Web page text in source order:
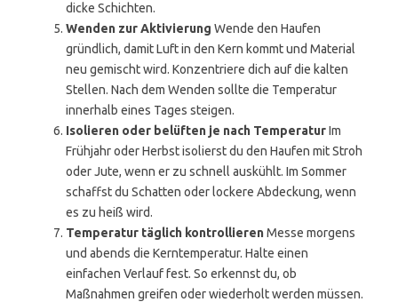
dicke Schichten.
Wenden zur Aktivierung Wende den Haufen
gründlich, damit Luft in den Kern kommt und Material
neu gemischt wird. Konzentriere dich auf die kalten
Stellen. Nach dem Wenden sollte die Temperatur
innerhalb eines Tages steigen.
Isolieren oder belüften je nach TemperaturIm
Frühjahr oder Herbst isolierst du den Haufen mit Stroh
oder Jute, wenn er zu schnell auskühlt. Im Sommer
schaffst du Schatten oder lockere Abdeckung, wenn
es zu heiß wird.
Temperatur täglich kontrollierenMesse morgens
und abends die Kerntemperatur. Halte einen
einfachen Verlauf fest. So erkennst du, ob
Maßnahmen greifen oder wiederholt werden müssen.